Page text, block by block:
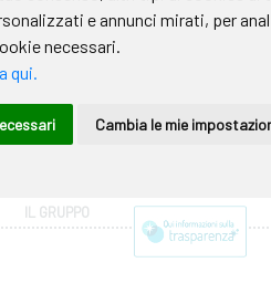
IL GRUPPO